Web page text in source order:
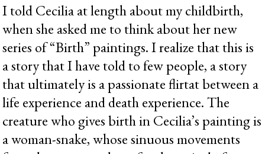
I told Cecilia at length about my childbirth,
when she asked me to think about her new
series of “Birth” paintings. I realize that this is
a story that I have told to few people, a story
that ultimately is a passionate flirtat between a
life experience and death experience. The
creature who gives birth in Cecilia’s painting is
a woman-snake, whose sinuous movements